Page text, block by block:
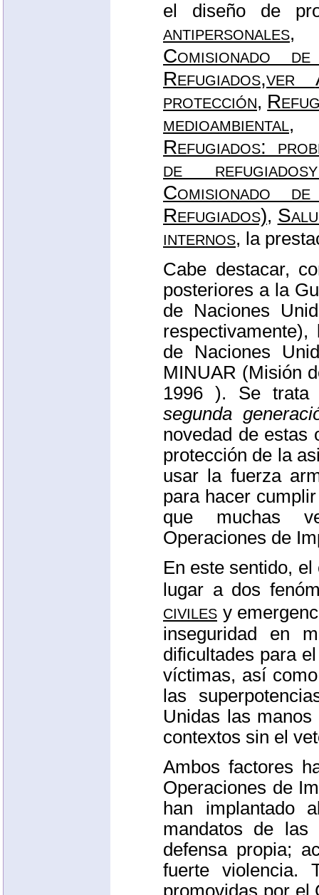
el diseño de
antipersonales,
Comisionado
Refugiados,ver
protección,
medioambiental
Refugiados:
de
Comisionado
Refugiados),
internos, la
Cabe destacar,
posteriores a la
de Naciones
de Naciones
MINUAR (Misión
1996 ). Se
segunda
novedad de estas
protección de la
usar la fuerza
para hacer
que muchas
Operaciones de
En este sentido,
lugar a dos
civiles y
inseguridad en
dificultades para
víctimas, así
las
Unidas las
contextos sin el
Ambos factores
Operaciones de
han implantado
mandatos de las
defensa propia;
fuerte violencia.
promovidas por el